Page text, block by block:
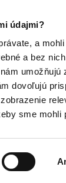
údajmi?
a
a bez
dovoľujú
sme